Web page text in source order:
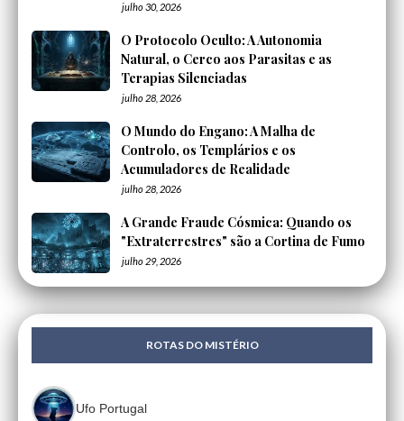
julho 30, 2026
O Protocolo Oculto: A Autonomia
Natural, o Cerco aos Parasitas e as
Terapias Silenciadas
julho 28, 2026
O Mundo do Engano: A Malha de
Controlo, os Templários e os
Acumuladores de Realidade
julho 28, 2026
A Grande Fraude Cósmica: Quando os
"Extraterrestres" são a Cortina de Fumo
julho 29, 2026
ROTAS DO MISTÉRIO
Ufo Portugal